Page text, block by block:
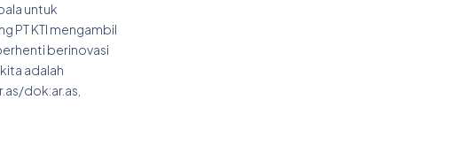
untuk
PT KTI mengambil
berinovasi
adalah
dok:ar.as,